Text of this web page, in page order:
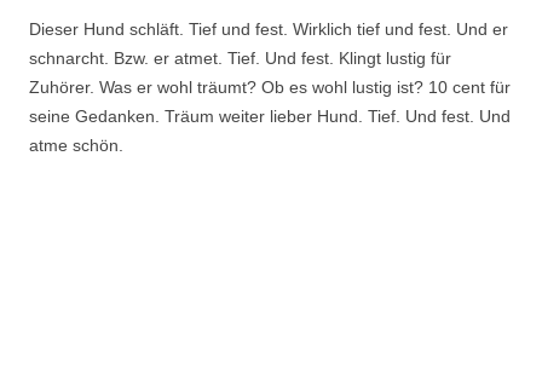
Dieser Hund schläft. Tief und fest. Wirklich tief und fest. Und er
schnarcht. Bzw. er atmet. Tief. Und fest. Klingt lustig für
Zuhörer. Was er wohl träumt? Ob es wohl lustig ist? 10 cent für
seine Gedanken. Träum weiter lieber Hund. Tief. Und fest. Und
atme schön.